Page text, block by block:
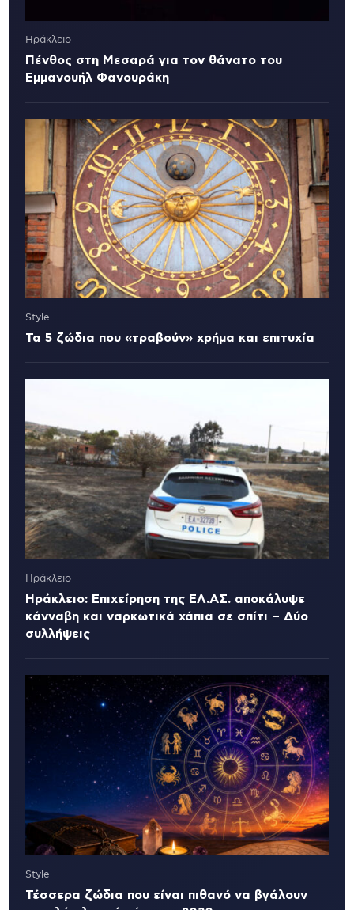
Ηράκλειο
Πένθος στη Μεσαρά για τον θάνατο του
Εμμανουήλ Φανουράκη
Style
Τα 5 ζώδια που «τραβούν» χρήμα και επιτυχία
Ηράκλειο
Ηράκλειο: Επιχείρηση της ΕΛ.ΑΣ. αποκάλυψε
κάνναβη και ναρκωτικά χάπια σε σπίτι – Δύο
συλλήψεις
Style
Τέσσερα ζώδια που είναι πιθανό να βγάλουν